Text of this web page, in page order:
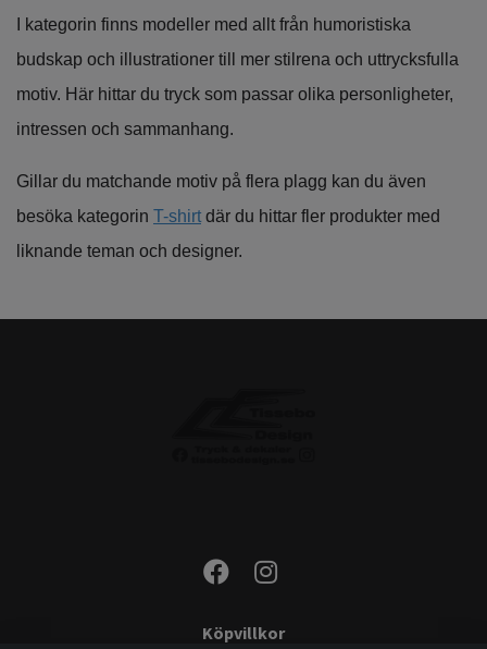
I kategorin finns modeller med allt från humoristiska
budskap och illustrationer till mer stilrena och uttrycksfulla
motiv. Här hittar du tryck som passar olika personligheter,
intressen och sammanhang.
Gillar du matchande motiv på flera plagg kan du även
besöka kategorin T-shirt där du hittar fler produkter med
liknande teman och designer.
Köpvillkor